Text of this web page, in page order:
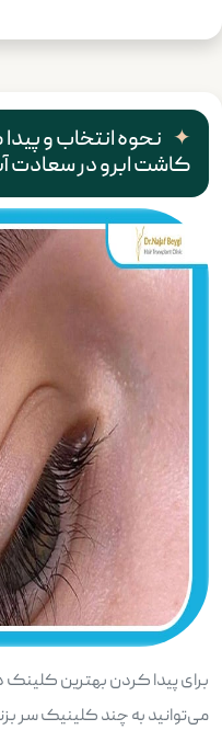
نحوه انتخاب و
کاشت ابرو در سعادت
برای پیدا کردن بهترین کلینک
می‌توانید به چند کلینیک سر